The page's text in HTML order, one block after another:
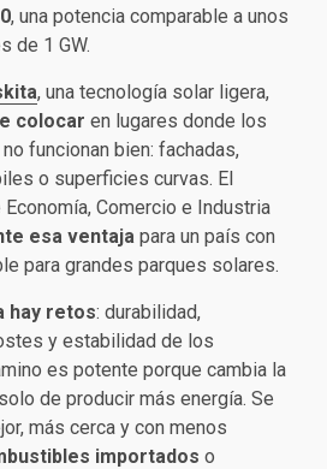
, una potencia comparable a unos
de 1 GW.
, una tecnología solar ligera,
colocar en lugares donde los
funcionan bien: fachadas,
o superficies curvas. El
Comercio e Industria
esa ventaja para un país con
para grandes parques solares.
hay retos: durabilidad,
y estabilidad de los
es potente porque cambia la
de producir más energía. Se
más cerca y con menos
importados o